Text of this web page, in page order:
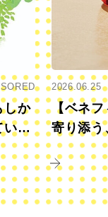
しか
ま
2026.06.25
【ベネフ
寄り添う
きに